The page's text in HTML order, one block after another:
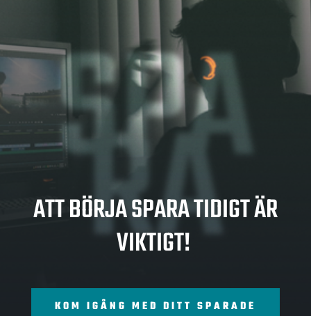
SPA
RA
ATT BÖRJA SPARA TIDIGT ÄR
VIKTIGT!
KOM IGÅNG MED DITT SPARADE